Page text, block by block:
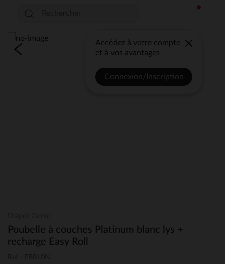
Accédez à votre compte
et à vos avantages
Connexion/Inscription
Poubelle à couches Platinum blanc lys +
recharge Easy Roll